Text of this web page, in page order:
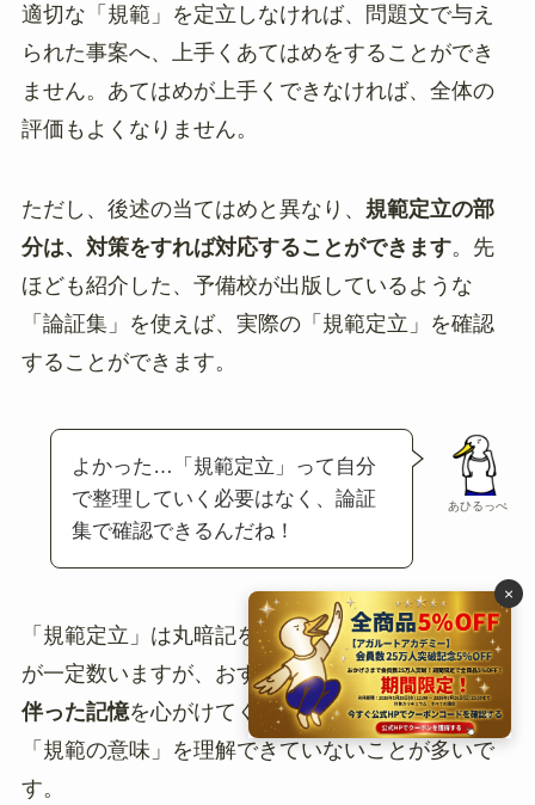
×
適切な「規範」を定立しなければ、問題文で与え
られた事案へ、上手くあてはめをすることができ
ません。あてはめが上手くできなければ、全体の
評価もよくなりません。
ただし、後述の当てはめと異なり、 規範定立の部
分は、対策をすれば対応することができます。先
ほども紹介した、予備校が出版しているような
「論証集」を使えば、実際の「規範定立」を確認
することができます。
あひるっぺ
よかった…「規範定立」って自分
で整理していく必要はなく、論証
集で確認できるんだね！
「規範定立」は丸暗記をしてしまうという受験生
が一定数いますが、おすすめできません。理解に
伴った記憶を心がけてください。丸暗記の場合、
「規範の意味」を理解できていないことが多いで
す。